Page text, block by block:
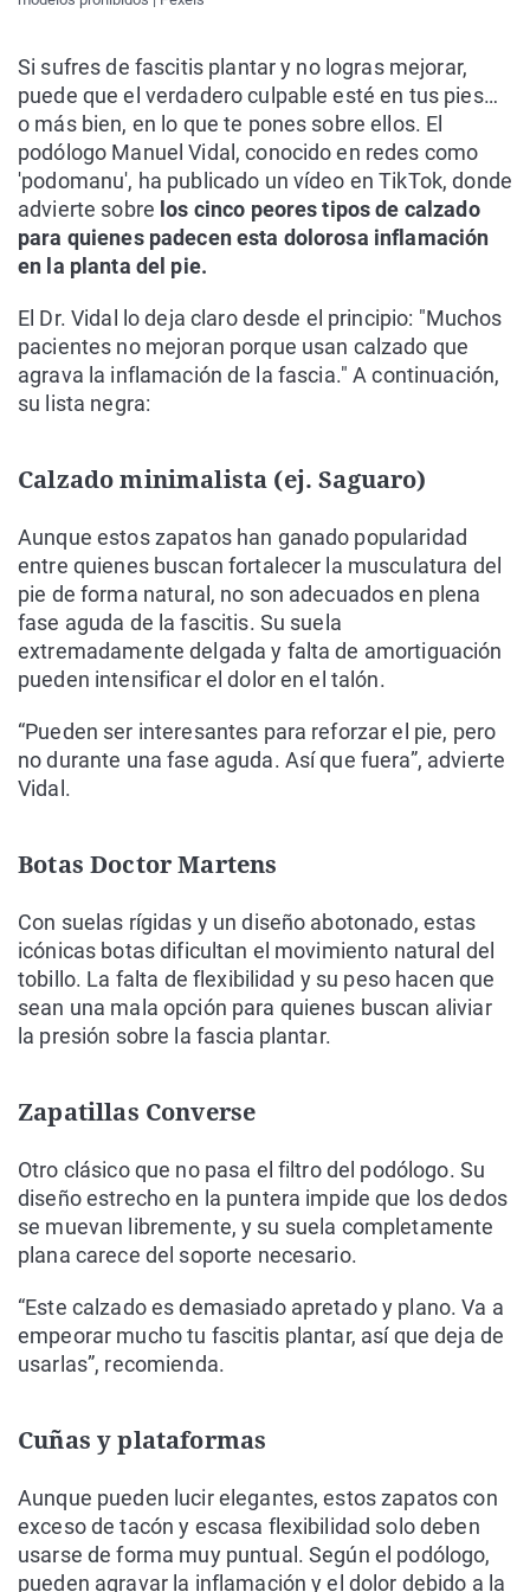
Si sufres de fascitis plantar y no logras mejorar,
puede que el verdadero culpable esté en tus pies…
o más bien, en lo que te pones sobre ellos. El
podólogo Manuel Vidal, conocido en redes como
'podomanu', ha publicado un vídeo en TikTok, donde
advierte sobre los cinco peores tipos de calzado
para quienes padecen esta dolorosa inflamación
en la planta del pie.
El Dr. Vidal lo deja claro desde el principio: "Muchos
pacientes no mejoran porque usan calzado que
agrava la inflamación de la fascia." A continuación,
su lista negra:
Calzado minimalista (ej. Saguaro)
Aunque estos zapatos han ganado popularidad
entre quienes buscan fortalecer la musculatura del
pie de forma natural, no son adecuados en plena
fase aguda de la fascitis. Su suela
extremadamente delgada y falta de amortiguación
pueden intensificar el dolor en el talón.
“Pueden ser interesantes para reforzar el pie, pero
no durante una fase aguda. Así que fuera”, advierte
Vidal.
Botas Doctor Martens
Con suelas rígidas y un diseño abotonado, estas
icónicas botas dificultan el movimiento natural del
tobillo. La falta de flexibilidad y su peso hacen que
sean una mala opción para quienes buscan aliviar
la presión sobre la fascia plantar.
Zapatillas Converse
Otro clásico que no pasa el filtro del podólogo. Su
diseño estrecho en la puntera impide que los dedos
se muevan libremente, y su suela completamente
plana carece del soporte necesario.
“Este calzado es demasiado apretado y plano. Va a
empeorar mucho tu fascitis plantar, así que deja de
usarlas”, recomienda.
Cuñas y plataformas
Aunque pueden lucir elegantes, estos zapatos con
exceso de tacón y escasa flexibilidad solo deben
usarse de forma muy puntual. Según el podólogo,
pueden agravar la inflamación y el dolor debido a la